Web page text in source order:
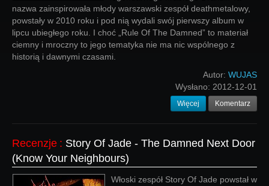
nazwa zainspirowała młody warszawski zespół deathmetalowy,
powstały w 2010 roku i pod nią wydali swój pierwszy album w
lipcu ubiegłego roku. I choć „Rule Of The Damned” to materiał
ciemny i mroczny to jego tematyka nie ma nic wspólnego z
historią i dawnymi czasami.
Autor: WUJAS
Wysłano: 2012-12-01
Więcej Komentarz
Recenzje : Story Of Jade - The Damned Next Door
(Know Your Neighbours)
Włoski zespół Story Of Jade powstał w